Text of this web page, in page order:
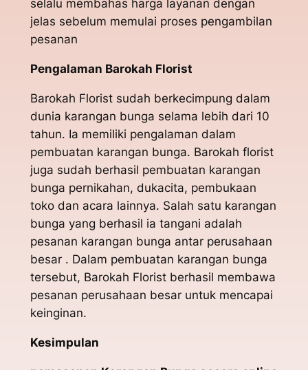
selalu membahas harga layanan dengan
jelas sebelum memulai proses pengambilan
pesanan
Pengalaman Barokah Florist
Barokah Florist sudah berkecimpung dalam
dunia karangan bunga selama lebih dari 10
tahun. Ia memiliki pengalaman dalam
pembuatan karangan bunga. Barokah florist
juga sudah berhasil pembuatan karangan
bunga pernikahan, dukacita, pembukaan
toko dan acara lainnya. Salah satu karangan
bunga yang berhasil ia tangani adalah
pesanan karangan bunga antar perusahaan
besar . Dalam pembuatan karangan bunga
tersebut, Barokah Florist berhasil membawa
pesanan perusahaan besar untuk mencapai
keinginan.
Kesimpulan